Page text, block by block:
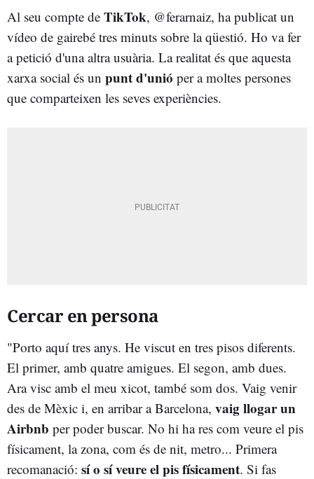
Al seu compte de TikTok, @ferarnaiz, ha publicat un
vídeo de gairebé tres minuts sobre la qüestió. Ho va fer
a petició d'una altra usuària. La realitat és que aquesta
xarxa social és un punt d'unió per a moltes persones
que comparteixen les seves experiències.
Cercar en persona
"Porto aquí tres anys. He viscut en tres pisos diferents.
El primer, amb quatre amigues. El segon, amb dues.
Ara visc amb el meu xicot, també som dos. Vaig venir
des de Mèxic i, en arribar a Barcelona, vaig llogar un
Airbnb per poder buscar. No hi ha res com veure el pis
físicament, la zona, com és de nit, metro... Primera
recomanació: sí o sí veure el pis físicament. Si fas